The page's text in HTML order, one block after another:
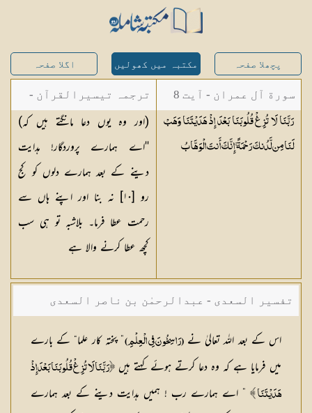
پچھلا صفحہ مکتبہ میں کھولیں اگلا صفحہ
سورة آل عمران - آیت 8
رَبَّنَا لَا تُزِغْ قُلُوبَنَا بَعْدَ إِذْ هَدَيْتَنَا وَهَبْ
لَنَا مِن لَّدُنكَ رَحْمَةً ۚ إِنَّكَ أَنتَالْوَهَّابُ
ترجمہ تیسیرالقرآن -
مولانا عبد الرحمن
کیلانی
(اور وہ یوں دعا مانگتے ہیں کہ)
''اے ہمارے پروردگار! ہدایت
دینے کے بعد ہمارے دلوں کو کج
رو [١٠] نہ بنا اور اپنے ہاں سے
رحمت عطا فرما۔ بلاشبہ تو ہی سب
کچھ عطا کرنے والا ہے
تفسیر السعدی - عبدالرحمٰن بن ناصر السعدی
اس کے بعد اللہ تعالیٰ نے(رَاسِخُونَ فِي الْعِلْمِ)” پختہ کار علما“ کے بارے
میں فرمایا ہے کہ وہ دعا کرتے ہوئے کہتے ہیں ﴿رَبَّنَا لَا تُزِغْ قُلُوبَنَا بَعْدَ إِذْ
هَدَيْتَنَا ﴾ ” اے ہمارے رب ! ہمیں ہدایت دینے کے بعد ہمارے